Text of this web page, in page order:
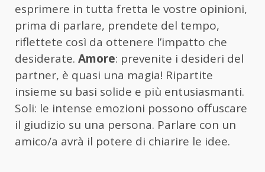
esprimere in tutta fretta le vostre opinioni,
prima di parlare, prendete del tempo,
riflettete così da ottenere l’impatto che
desiderate. Amore: prevenite i desideri del
partner, è quasi una magia! Ripartite
insieme su basi solide e più entusiasmanti.
Soli: le intense emozioni possono offuscare
il giudizio su una persona. Parlare con un
amico/a avrà il potere di chiarire le idee.